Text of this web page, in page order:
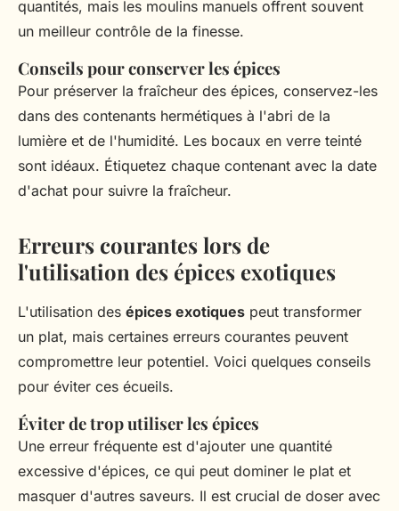
quantités, mais les moulins manuels offrent souvent
un meilleur contrôle de la finesse.
Conseils pour conserver les épices
Pour préserver la fraîcheur des épices, conservez-les
dans des contenants hermétiques à l'abri de la
lumière et de l'humidité. Les bocaux en verre teinté
sont idéaux. Étiquetez chaque contenant avec la date
d'achat pour suivre la fraîcheur.
Erreurs courantes lors de
l'utilisation des épices exotiques
L'utilisation des épices exotiques peut transformer
un plat, mais certaines erreurs courantes peuvent
compromettre leur potentiel. Voici quelques conseils
pour éviter ces écueils.
Éviter de trop utiliser les épices
Une erreur fréquente est d'ajouter une quantité
excessive d'épices, ce qui peut dominer le plat et
masquer d'autres saveurs. Il est crucial de doser avec